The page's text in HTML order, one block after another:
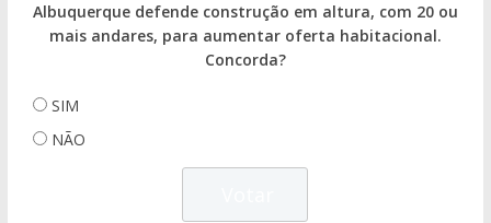
Albuquerque defende construção em altura, com 20 ou
mais andares, para aumentar oferta habitacional.
Concorda?
SIM
NÃO